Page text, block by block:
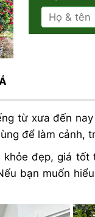
từ xưa đến
để làm cảnh,
khỏe đẹp, giá tốt
bạn muốn